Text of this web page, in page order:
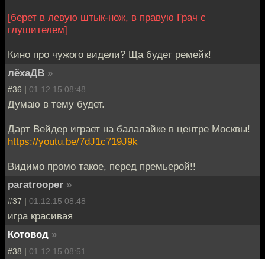
[берет в левую штык-нож, в правую Грач с
глушителем]
Кино про чужого видели? Ща будет ремейк!
лёхаДВ »
#36 | 01.12.15 08:48
Думаю в тему будет.
Дарт Вейдер играет на балалайке в центре Москвы!
https://youtu.be/7dJ1c719J9k
Видимо промо такое, перед премьерой!!
paratrooper »
#37 | 01.12.15 08:48
игра красивая
Котовод »
#38 | 01.12.15 08:51